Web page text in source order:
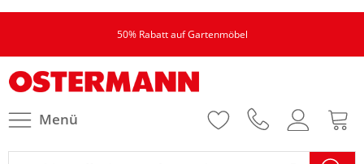
50% Rabatt auf Gartenmöbel
Menü